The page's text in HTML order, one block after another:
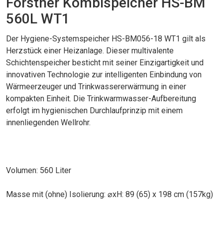
560L WT1
Der Hygiene-Systemspeicher HS-BM056-18 WT1 gilt als
Herzstück einer Heizanlage. Dieser multivalente
Schichtenspeicher besticht mit seiner Einzigartigkeit und
innovativen Technologie zur intelligenten Einbindung von
Wärmeerzeuger und Trinkwassererwärmung in einer
kompakten Einheit. Die Trinkwarmwasser-Aufbereitung
erfolgt im hygienischen Durchlaufprinzip mit einem
innenliegenden Wellrohr.
Volumen: 560 Liter
Masse mit (ohne) Isolierung: ⌀xH: 89 (65) x 198 cm (157kg)